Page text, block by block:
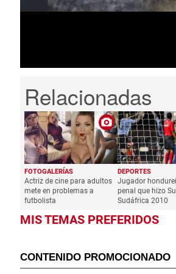
FOTOGALERÍAS
Actriz de cine para adultos
mete en problemas a
futbolista
DEPORTES
Jugador
penal que hizo
Sudáfrica 2010
MIS TEMAS PREFERIDOS